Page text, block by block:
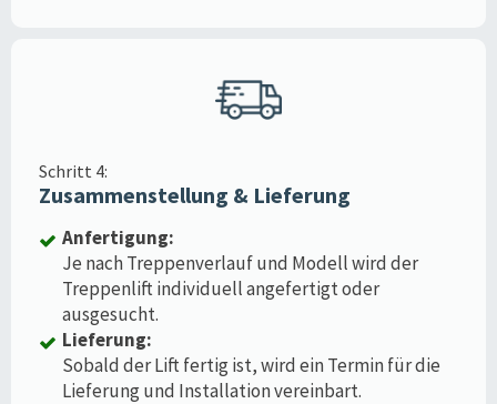
Schritt 4:
Zusammenstellung & Lieferung
Anfertigung:
Je nach Treppenverlauf und Modell wird der
Treppenlift individuell angefertigt oder
ausgesucht.
Lieferung:
Sobald der Lift fertig ist, wird ein Termin für die
Lieferung und Installation vereinbart.